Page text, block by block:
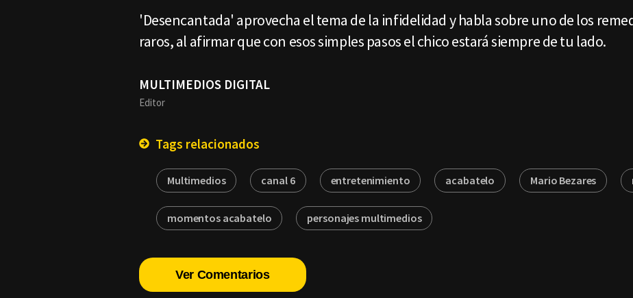
'Desencantada' aprovecha el tema de la infidelidad y habla sobre uno de los
raros, al afirmar que con esos simples pasos el chico estará siempre de tu lado.
MULTIMEDIOS DIGITAL
Editor
Tags relacionados
Multimedios canal 6 entretenimiento acabatelo Mario Bezares
momentos acabatelo personajes multimedios
Ver Comentarios